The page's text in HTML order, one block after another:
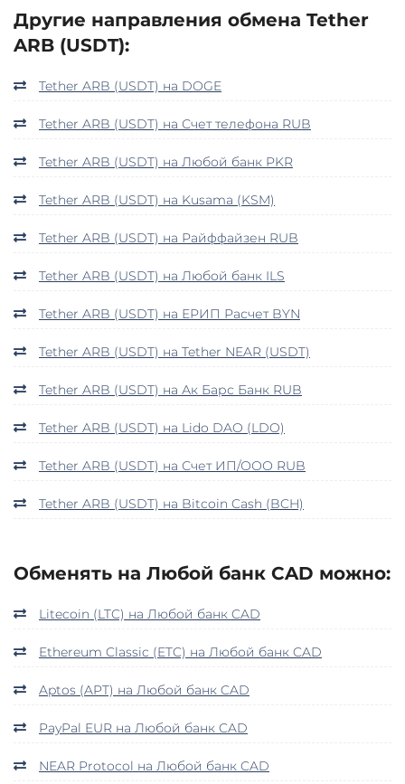
Другие направления обмена Tether
ARB (USDT):
Tether ARB (USDT) на DOGE
Tether ARB (USDT) на Счет телефона RUB
Tether ARB (USDT) на Любой банк PKR
Tether ARB (USDT) на Kusama (KSM)
Tether ARB (USDT) на Райффайзен RUB
Tether ARB (USDT) на Любой банк ILS
Tether ARB (USDT) на ЕРИП Расчет BYN
Tether ARB (USDT) на Tether NEAR (USDT)
Tether ARB (USDT) на Ак Барс Банк RUB
Tether ARB (USDT) на Lido DAO (LDO)
Tether ARB (USDT) на Счет ИП/ООО RUB
Tether ARB (USDT) на Bitcoin Cash (BCH)
Обменять на Любой банк CAD можно:
Litecoin (LTC) на Любой банк CAD
Ethereum Classic (ETC) на Любой банк CAD
Aptos (APT) на Любой банк CAD
PayPal EUR на Любой банк CAD
NEAR Protocol на Любой банк CAD